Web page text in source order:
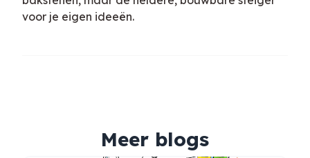
voor je eigen ideeën.
Meer blogs